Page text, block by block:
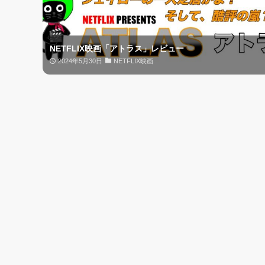
NETFLIX映画「アトラス」レビュー
2024年5月30日 NETFLIX映画